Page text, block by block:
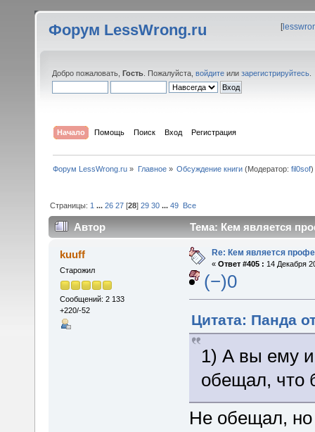
Форум LessWrong.ru [
Добро пожаловать, Гость . Пожалуйста, войдите или зарегистрируйтесь
Начало Помощь Поиск Вход Регистрация
Форум LessWrong.ru » Главное» Обсуждение книги(Модератор: fil0sof)
Страницы: 1 ...26 27 [28]29 30 ...49 Все
Автор Тема: Кем является
kuuff
Старожил
Сообщений: 2 133
+220/-52
Re: Кем является
« Ответ #405 : 14 Декабря
(−)0
Цитата: Панда
1) А вы ему
обещал, что
Не обещал, но